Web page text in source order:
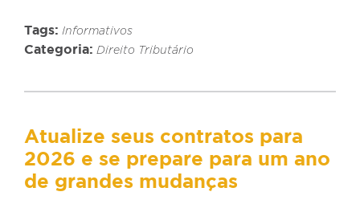
Tags: Informativos
Categoria: Direito Tributário
Atualize seus contratos para
2026 e se prepare para um ano
de grandes mudanças